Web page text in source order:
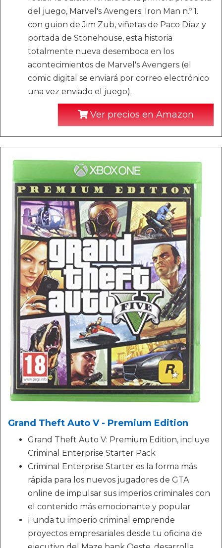
del juego, Marvel's Avengers: Iron Man n.º 1.
con guion de Jim Zub, viñetas de Paco Díaz y
portada de Stonehouse, esta historia
totalmente nueva desemboca en los
acontecimientos de Marvel's Avengers (el
comic digital se enviará por correo electrónico
una vez enviado el juego).
Ver precios en Amazon
Grand Theft Auto V - Premium Edition
Grand Theft Auto V: Premium Edition, incluye
Criminal Enterprise Starter Pack
Criminal Enterprise Starter es la forma más
rápida para los nuevos jugadores de GTA
online de impulsar sus imperios criminales con
el contenido más emocionante y popular
Funda tu imperio criminal emprende
proyectos empresariales desde tu oficina de